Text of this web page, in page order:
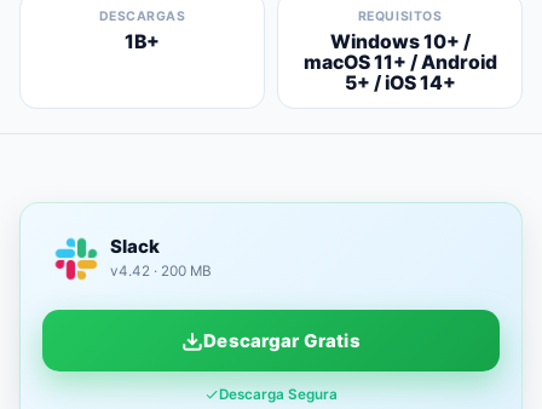
DESCARGAS
1B+
REQUISITOS
Windows 10+ /
macOS 11+ / Android
5+ / iOS 14+
Slack
v4.42 · 200 MB
Descargar Gratis
Descarga Segura